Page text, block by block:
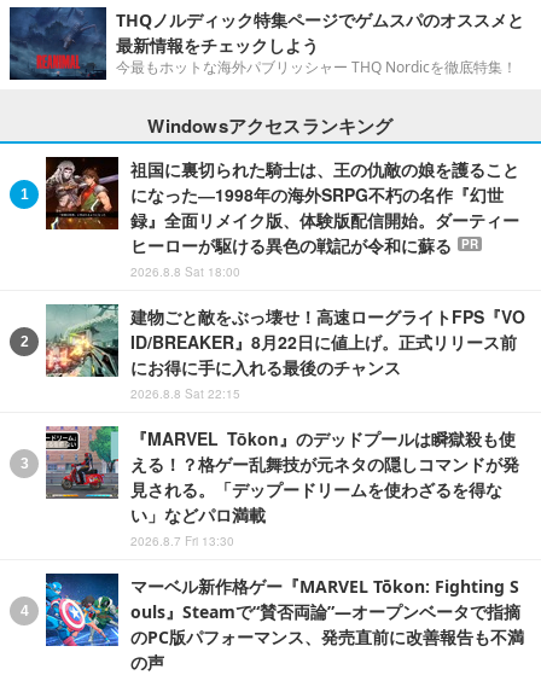
THQノルディック特集ページでゲムスパのオススメと
最新情報をチェックしよう
今最もホットな海外パブリッシャー THQ Nordicを徹底特集！
Windowsアクセスランキング
祖国に裏切られた騎士は、王の仇敵の娘を護ること
になった―1998年の海外SRPG不朽の名作『幻世
録』全面リメイク版、体験版配信開始。ダーティー
ヒーローが駆ける異色の戦記が令和に蘇る
PR
2026.8.8 Sat 18:00
建物ごと敵をぶっ壊せ！高速ローグライトFPS『VO
ID/BREAKER』8月22日に値上げ。正式リリース前
にお得に手に入れる最後のチャンス
2026.8.8 Sat 22:15
『MARVEL Tōkon』のデッドプールは瞬獄殺も使
える！？格ゲー乱舞技が元ネタの隠しコマンドが発
見される。「デップードリームを使わざるを得な
い」などパロ満載
2026.8.7 Fri 13:30
マーベル新作格ゲー『MARVEL Tōkon: Fighting S
ouls』Steamで“賛否両論”―オープンベータで指摘
のPC版パフォーマンス、発売直前に改善報告も不満
の声